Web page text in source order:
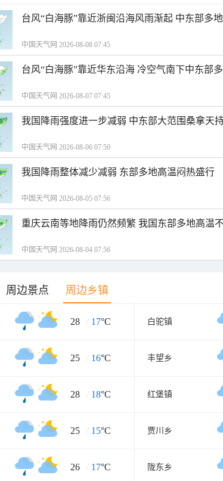
台风“白海豚”靠近浙闽沿海风雨渐起 中东部多
中国天气网 2026-08-08 07:45
台风“白海豚”靠近华东沿海 冷空气南下中东部
中国天气网 2026-08-07 07:45
我国降雨强度进一步减弱 中东部大范围桑拿天
中国天气网 2026-08-06 07:50
我国降雨整体减少减弱 东部多地高温闷热盛行
中国天气网 2026-08-05 07:56
重庆云南等地降雨仍然频繁 我国东部多地高温
中国天气网 2026-08-04 07:56
周边景点 周边乡镇
28 / 17°C 白驼镇
25 / 16°C 丰望乡
28 / 18°C 红堡镇
25 / 15°C 贾川乡
26 / 17°C 陇东乡